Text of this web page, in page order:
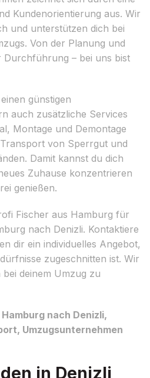
Kundenorientierung aus. Wir
und unterstützen dich bei
Von der Planung und
Durchführung – bei uns bist
günstigen
auch zusätzliche Services
Montage und Demontage
von Sperrgut und
Damit kannst du dich
Zuhause konzentrieren
genießen.
Fischer aus Hamburg für
nach Denizli. Kontaktiere
dir ein individuelles Angebot,
zugeschnitten ist. Wir
deinem Umzug zu
nach Denizli,
Umzugsunternehmen
in Denizli